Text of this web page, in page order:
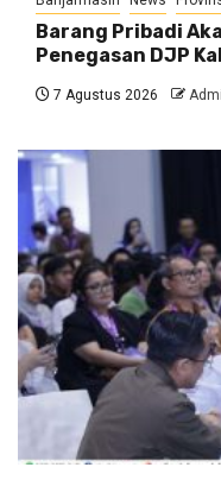
Barang Pribadi
Penegasan DJP
7 Agustus 2026